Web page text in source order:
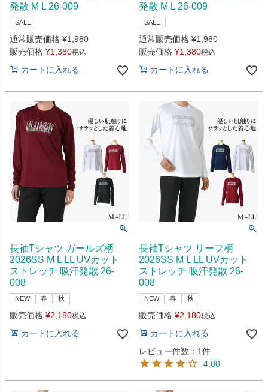
発散 M L 26-009
SALE
通常販売価格 ¥1,980
販売価格 ¥1,380税込
カートに入れる
発散 M L 26-009
SALE
通常販売価格 ¥1,980
販売価格 ¥1,380税込
カートに入れる
長袖Tシャツ ガールズ柄
2026SS M L LL UVカット
ストレッチ 吸汗発散 26-
008
NEW 春 秋
販売価格 ¥2,180税込
カートに入れる
長袖Tシャツ リーフ柄
2026SS M L LL UVカット
ストレッチ 吸汗発散 26-
008
NEW 春 秋
販売価格 ¥2,180税込
カートに入れる
レビュー件数：1件
4.00